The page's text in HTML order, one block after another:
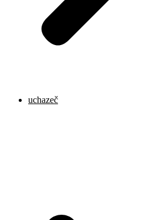
uchazeč